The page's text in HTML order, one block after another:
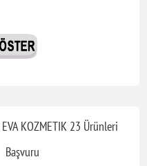
EVA KOZMETIK 23 Ürünleri
Başvuru